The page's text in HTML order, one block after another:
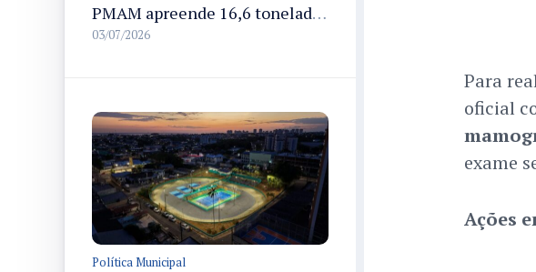
PMAM apreende 16,6 toneladas de entorpecentes e registra aumento nas prisões em flagrante e nas capturas de foragidos no primeiro semestre de 2026
03/07/2026
Política Municipal
Para
oficial
exame
Ações